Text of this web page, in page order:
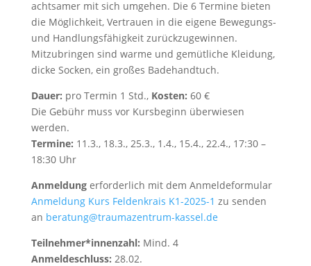
achtsamer mit sich umgehen. Die 6 Termine bieten
die Möglichkeit, Vertrauen in die eigene Bewegungs-
und Handlungsfähigkeit zurückzugewinnen.
Mitzubringen sind warme und gemütliche Kleidung,
dicke Socken, ein großes Badehandtuch.
Dauer: pro Termin 1 Std., Kosten: 60 €
Die Gebühr muss vor Kursbeginn überwiesen
werden.
Termine: 11.3., 18.3., 25.3., 1.4., 15.4., 22.4., 17:30 –
18:30 Uhr
Anmeldung erforderlich mit dem Anmeldeformular
Anmeldung Kurs Feldenkrais K1-2025-1 zu senden
an beratung@traumazentrum-kassel.de
Teilnehmer*innenzahl: Mind. 4
Anmeldeschluss: 28.02.